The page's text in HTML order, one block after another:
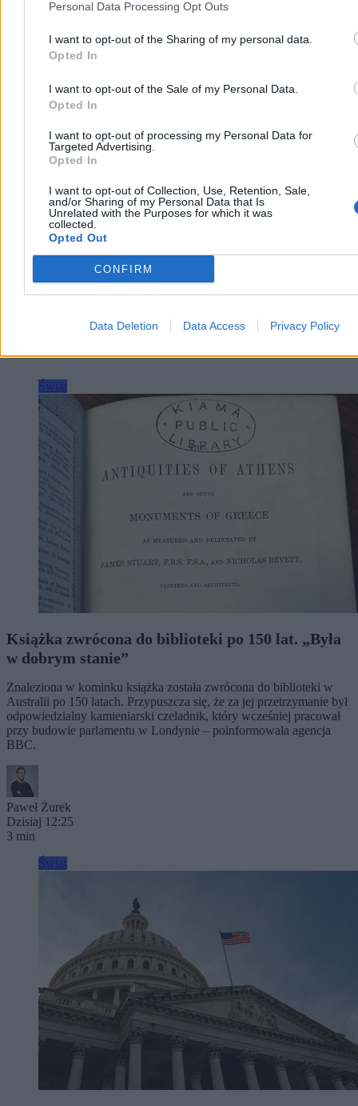
Personal Data Processing Opt Outs
I want to opt-out of the Sharing of my personal data.
Opted In
I want to opt-out of the Sale of my Personal Data.
Opted In
I want to opt-out of processing my Personal Data for
Targeted Advertising.
Opted In
I want to opt-out of Collection, Use, Retention, Sale,
and/or Sharing of my Personal Data that Is
Unrelated with the Purposes for which it was
collected.
Opted Out
CONFIRM
Data Deletion Data Access Privacy Policy
miesiącami, a nowego napastnika dalej nie ma w klubie. I, jak
pozwolimy Julianowi opuścić klubu – zapowiedział trener Atletico
Diego Simeone.
Dzisiaj 14:01
Reklama
Książka zwrócona do biblioteki po 150 lat. „Była
w dobrym stanie”
Znaleziona w kominku książka została zwrócona do biblioteki w
Australii po 150 latach. Przypuszcza się, że za jej przetrzymanie był
odpowiedzialny kamieniarski czeladnik, który wcześniej pracował
przy budowie parlamentu w Londynie – poinformowała agencja
BBC.
Paweł Żurek
Dzisiaj 12:25
3 min